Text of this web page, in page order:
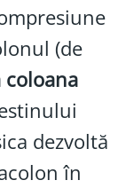
(de
dezvoltă
în